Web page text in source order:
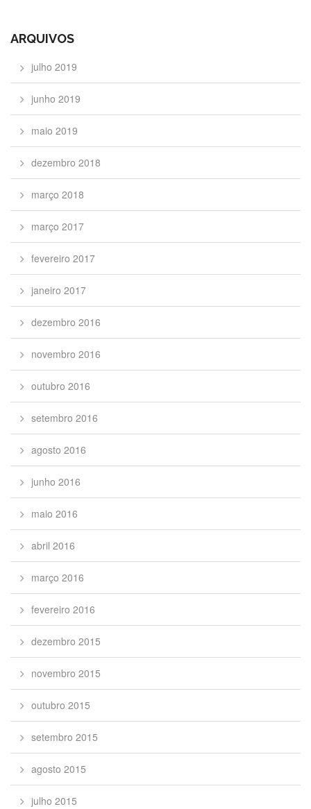
ARQUIVOS
julho 2019
junho 2019
maio 2019
dezembro 2018
março 2018
março 2017
fevereiro 2017
janeiro 2017
dezembro 2016
novembro 2016
outubro 2016
setembro 2016
agosto 2016
junho 2016
maio 2016
abril 2016
março 2016
fevereiro 2016
dezembro 2015
novembro 2015
outubro 2015
setembro 2015
agosto 2015
julho 2015